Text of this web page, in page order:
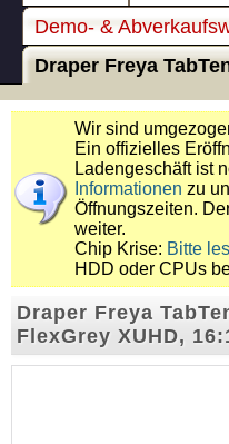
Demo- &
Draper Freya
Wir sind
Ein offizielles
Ladengeschäft ist
Informationen zu
Öffnungszeiten.
weiter.
Chip Krise: Bitte
HDD oder CPUs
Draper Freya
FlexGrey XUHD,